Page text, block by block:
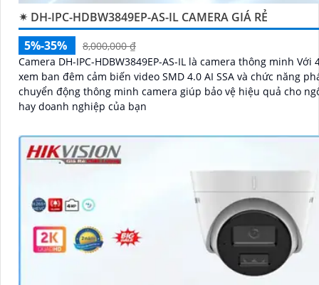
✴ DH-IPC-HDBW3849EP-AS-IL CAMERA GIÁ RẺ
5%-35%
8,000,000 ₫
Camera DH-IPC-HDBW3849EP-AS-IL là camera thông minh Với
xem ban đêm cảm biến video SMD 4.0 AI SSA và chức năng
chuyển động thông minh camera giúp bảo vệ hiệu quả cho
hay doanh nghiệp của bạn